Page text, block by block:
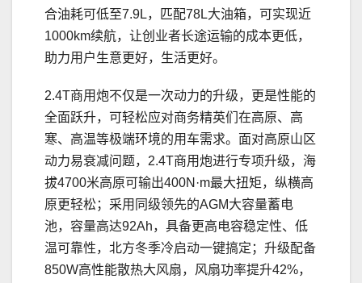
合油耗可低至7.9L，匹配78L大油箱，可实现近
1000km续航，让创业者长途运输的成本更低，
助力用户生意更好，生活更好。
2.4T商用炮不仅是一次动力的升级，更是性能的
全面跃升，可轻松应对商务精英们在高原、高
寒、高温等极端环境的用车需求。面对高原山区
动力易衰减问题，2.4T商用炮进行专项升级，海
拔4700米高原可输出400N·m最大扭矩，纵横高
原更轻松；采用同级领先的AGM大容量蓄电
池，容量高达92Ah，具备更高电容稳定性、低
温可靠性，北方冬季冷启动一键搞定；升级配备
850W高性能散热大风扇，风扇功率提升42%，